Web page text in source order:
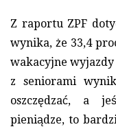
Z raportu ZPF
wynika, że 33,4
wakacyjne wyjazdy
z seniorami
oszczędzać, a
pieniądze, to